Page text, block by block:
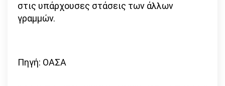
στις υπάρχουσες στάσεις των άλλων
γραμμών.
Πηγή: ΟΑΣΑ